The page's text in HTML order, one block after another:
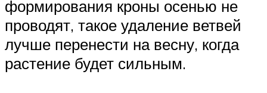
формирования кроны осенью не
проводят, такое удаление ветвей
лучше перенести на весну, когда
растение будет сильным.